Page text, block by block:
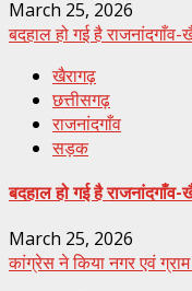
March 25, 2026
बदहाल हो गई है
खैरागढ़
छत्तीसगढ़
राजनांदगाँव
सड़क
बदहाल हो गई है
March 25, 2026
कांग्रेस ने किया नगर एवं